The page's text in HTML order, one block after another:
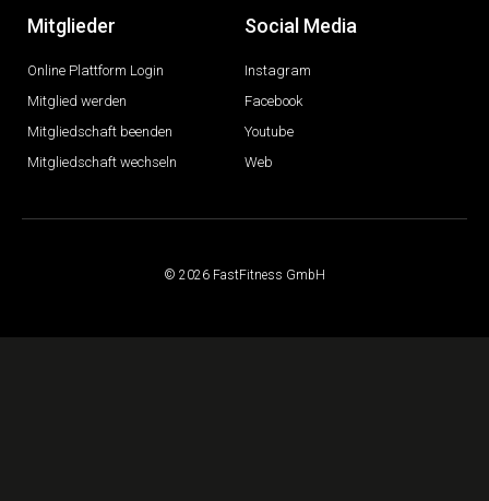
Mitglieder
Online Plattform Login
Mitglied werden
Mitgliedschaft beenden
Mitgliedschaft wechseln
Social Media
Instagram
Facebook
Youtube
Web
© 2026 FastFitness GmbH